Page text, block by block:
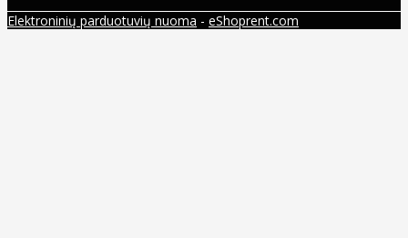
Elektroninių parduotuvių nuoma - eShoprent.com